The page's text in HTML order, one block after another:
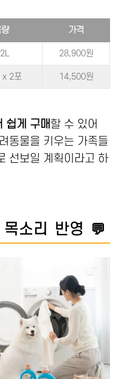
가격
28,900원
2포 14,500원
쉽게 구매 할 수 있어
동물을 키우는 가족들
선보일 계획이라고 하
목소리 반영 💬